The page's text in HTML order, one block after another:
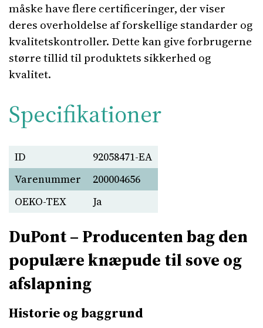
måske have flere certificeringer, der viser
deres overholdelse af forskellige standarder og
kvalitetskontroller. Dette kan give forbrugerne
større tillid til produktets sikkerhed og
kvalitet.
Specifikationer
ID
92058471-EA
Varenummer
200004656
OEKO-TEX
Ja
DuPont – Producenten bag den
populære knæpude til sove og
afslapning
Historie og baggrund